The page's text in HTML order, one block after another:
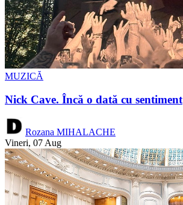
MUZICĂ
Nick Cave. Încă o dată cu sentiment
Rozana MIHALACHE
Vineri, 07 Aug